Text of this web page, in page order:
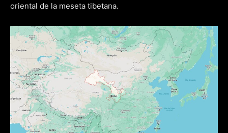
oriental de la meseta tibetana.